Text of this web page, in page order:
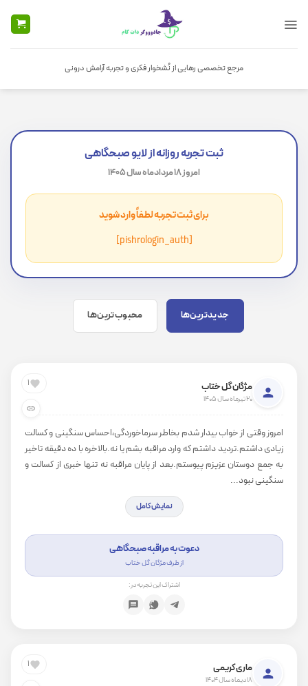
مرجع تخصصی رهایی از نُشخوار فکری و تجربه آرامش درونی
ثبت تجربه روزانه از لایو صبحگاهی
امروز 18 مردادماه سال 1405
برای ثبت تجربه لطفاً وارد شوید
[pishrologin_auth]
جدیدترین‌ها محبوب‌ترین‌ها
1 مژگان گل ختاب
20 تیرماه سال 1405
امروز وقتی از خواب بیدار شدم بخاطر سرماخوردگی،احساس سنگینی و کسالت
زیادی داشتم.تردید داشتم که وارد مراقبه بشم یا نه.بالاخره با ده دقیقه تاخیر
به جمع دوستان عزیزم پیوستم.بعد از پایان مراقبه نه تنها خبری از کسالت و
سنگینی نبود...
نمایش کامل
دعوت به مراقبه صبحگاهی
از طرف مژگان گل ختاب
اشتراک این تجربه در:
1 ماری کریمی
18 دیماه سال 1404